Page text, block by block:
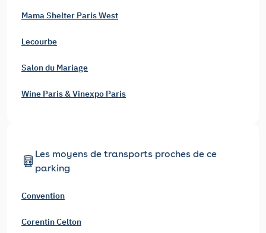
Mama Shelter Paris West
Lecourbe
Salon du Mariage
Wine Paris & Vinexpo Paris
Les moyens de transports proches de ce
parking
Convention
Corentin Celton